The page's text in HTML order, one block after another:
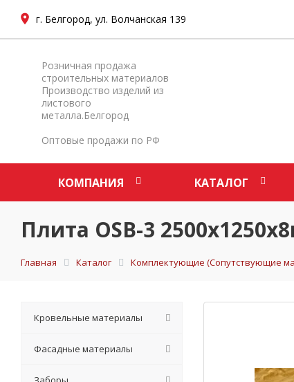
г. Белгород, ул. Волчанская 139
Розничная продажа
строительных материалов
Производство изделий из
листового
металла.Белгород
Оптовые продажи по РФ
КОМПАНИЯ КАТАЛОГ
Плита OSB-3
Главная Каталог Комплектующие (Сопутствующие
Кровельные материалы
Фасадные материалы